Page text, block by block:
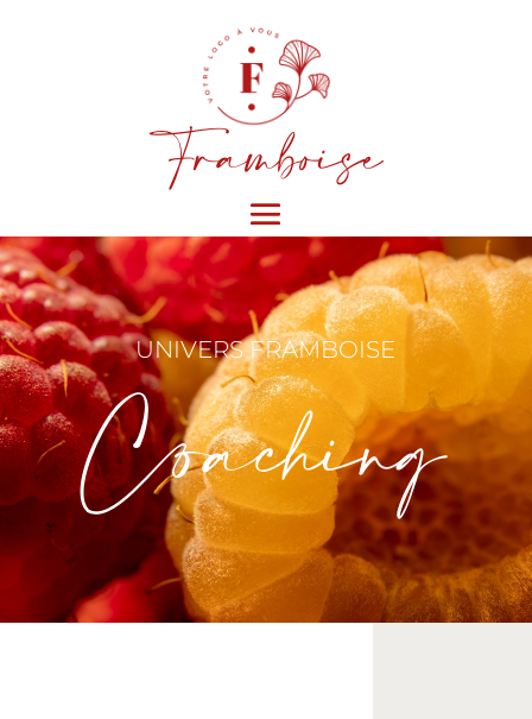
Framboise
UNIVERS FRAMBOISE
Coaching